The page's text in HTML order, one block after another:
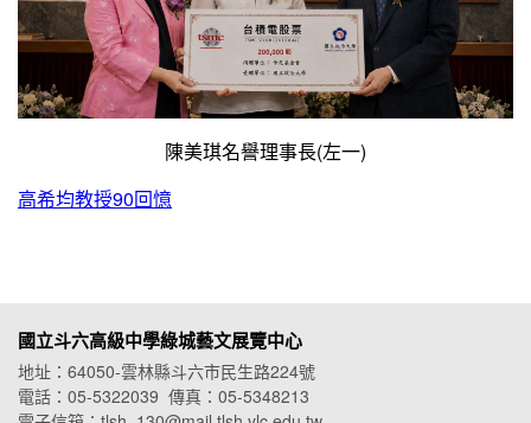
陳美琪名譽理事長(左一)
高希均教授90回憶
國立斗六高級中學綠城藝文展覽中心
地址：64050-雲林縣斗六市民生路224號
電話：05-5322039 傳真：05-5348213